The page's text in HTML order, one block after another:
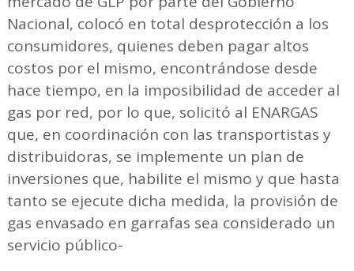
Nacional, colocó en total desprotección a los
consumidores, quienes deben pagar altos
costos por el mismo, encontrándose desde
hace tiempo, en la imposibilidad de acceder al
gas por red, por lo que, solicitó al ENARGAS
que, en coordinación con las transportistas y
distribuidoras, se implemente un plan de
inversiones que, habilite el mismo y que hasta
tanto se ejecute dicha medida, la provisión de
gas envasado en garrafas sea considerado un
servicio público-